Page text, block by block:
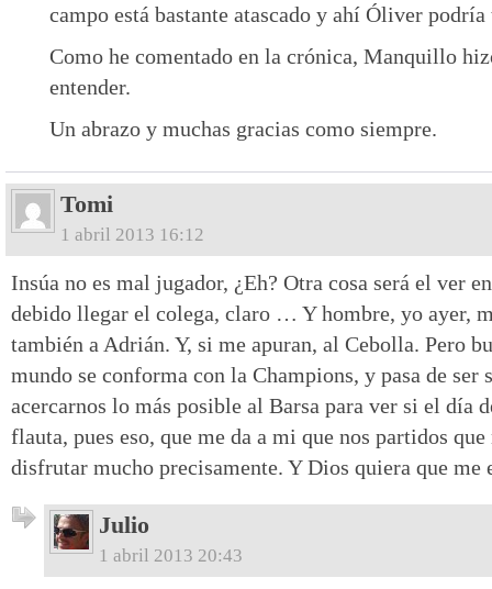
campo está bastante atascado y ahí Óliver
Como he comentado en la crónica, Manquillo
entender.
Un abrazo y muchas gracias como siempre.
Tomi
1 abril 2013 16:12
Insúa no es mal jugador, ¿Eh? Otra cosa será el ver
debido llegar el colega, claro … Y hombre, yo ayer,
también a Adrián. Y, si me apuran, al Cebolla. Pero
mundo se conforma con la Champions, y pasa de ser
acercarnos lo más posible al Barsa para ver si el día
flauta, pues eso, que me da a mi que nos partidos
disfrutar mucho precisamente. Y Dios quiera que me
Julio
1 abril 2013 20:43